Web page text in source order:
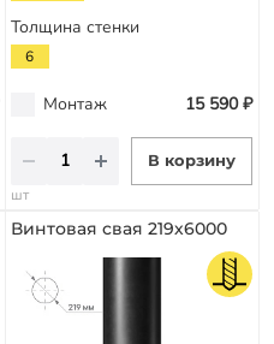
Толщина стенки
6
Монтаж 15 590 ₽
В корзину
шт
Винтовая свая 219х6000